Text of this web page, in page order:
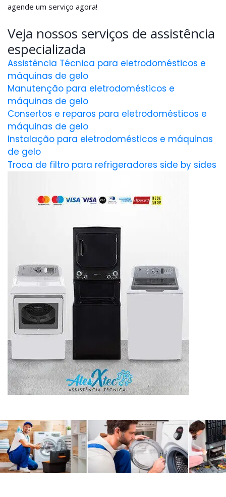
agende um serviço agora!
Veja nossos serviços de assistência
especializada
Assistência Técnica para eletrodomésticos e
máquinas de gelo
Manutenção para eletrodomésticos e
máquinas de gelo
Consertos e reparos para eletrodomésticos e
máquinas de gelo
Instalação para eletrodomésticos e máquinas
de gelo
Troca de filtro para refrigeradores side by sides